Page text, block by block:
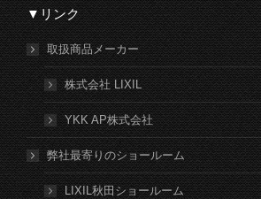
▼リンク
取扱商品メーカー
株式会社 LIXIL
YKK AP株式会社
弊社最寄りのショールーム
LIXIL秋田ショールーム